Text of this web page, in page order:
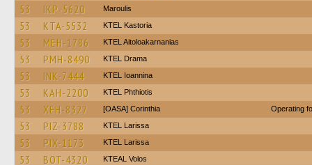
53 IKP-5620 Maroulis
53 KTA-5532 KTEL Kastoria
53 MEH-1786 KTEL Aitoloakarnanias
53 PMH-8490 KTEL Drama
53 INK-7444 KTEL Ioannina
53 KAH-2200 ΚΤΕL Phthiotis
53 XEH-8327 [OASA] Corinthia Operating
53 PIZ-3788 KTEL Larissa
53 PIX-1173 KTEL Larissa
53 BOT-4320 KTEAL Volos